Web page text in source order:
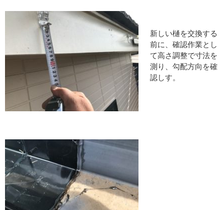
新しい樋を交換する
前に、確認作業とし
て高さ調整で寸法を
測り、勾配方向を確
認しす。